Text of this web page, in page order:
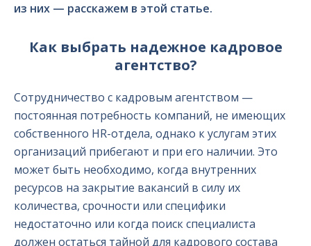
из них — расскажем в этой статье.
Как выбрать надежное кадровое
агентство?
Сотрудничество с кадровым агентством —
постоянная потребность компаний, не имеющих
собственного HR-отдела, однако к услугам этих
организаций прибегают и при его наличии. Это
может быть необходимо, когда внутренних
ресурсов на закрытие вакансий в силу их
количества, срочности или специфики
недостаточно или когда поиск специалиста
должен остаться тайной для кадрового состава